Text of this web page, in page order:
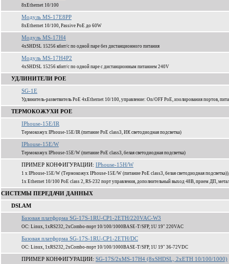
8xEthernet 10/100
Модуль MS-17E8PP
8xEthernet 10/100, Passive PoE до 60W
Модуль MS-17H4
4xSHDSL 15256 кбит/c по одной паре без дистанционного питания
Модуль MS-17H4P2
4xSHDSL 15256 кбит/c по одной паре c дистанционным питанием 240V
УДЛИНИТЕЛИ POE
SG-1E
Удлинитель-разветвитель PoE 4xEthernet 10/100, управление: On/OFF PoE, изолирования портов,
ТЕРМОКОЖУХИ POE
IPhouse-15E/IR
Термокожух IPhouse-15E/IR (питание PoE class3, ИК светодиодная подсветка)
IPhouse-15E/W
Термокожух IPhouse-15E/W (питание PoE class3, белая светодиодная подсветка)
ПРИМЕР КОНФИГУРАЦИИ: IPhouse-15H/W
1 x IPhouse-15E/W (Термокожух IPhouse-15E/W (питание PoE class3, белая светодиодная
1x Ethernet 10/100 PoE class 2, RS-232 порт управления, дополнительный выход 48В, прием ДП,
СИСТЕМЫ ПЕРЕДАЧИ ДАННЫХ
DSLAM
Базовая платформа SG-17S-1RU-CP1-2ETH/220VAC-W3
ОС: Linux, 1xRS232, 2xCombo-порт 10/100/1000BASE-T/SFP, 1U 19" 220VAC
Базовая платформа SG-17S-1RU-CP1-2ETH/DC
ОС: Linux, 1xRS232, 2xCombo-порт 10/100/1000BASE-T/SFP, 1U 19" 36-72VDC
ПРИМЕР КОНФИГУРАЦИИ: SG-17S/2xMS-17H4 (8xSHDSL, 2xETH 10/100/1000)